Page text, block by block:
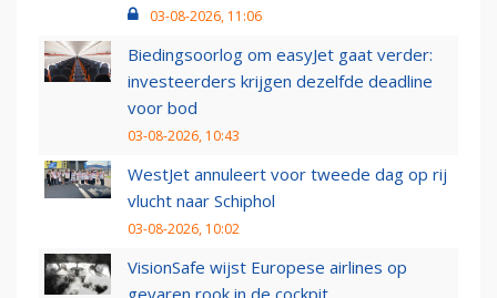
03-08-2026, 11:06
Biedingsoorlog om easyJet gaat verder:
investeerders krijgen dezelfde deadline
voor bod
03-08-2026, 10:43
WestJet annuleert voor tweede dag op rij
vlucht naar Schiphol
03-08-2026, 10:02
VisionSafe wijst Europese airlines op
gevaren rook in de cockpit